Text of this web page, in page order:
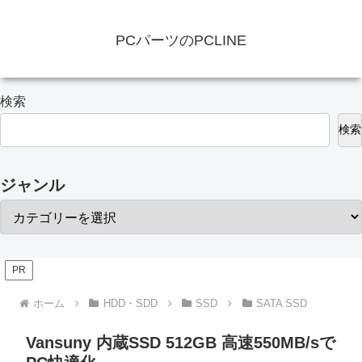
PCパーツのPCLINE
検索
検索
ジャンル
PR
ホーム HDD・SDD SSD SATA SSD
Vansuny 内蔵SSD 512GB 高速550MB/sで